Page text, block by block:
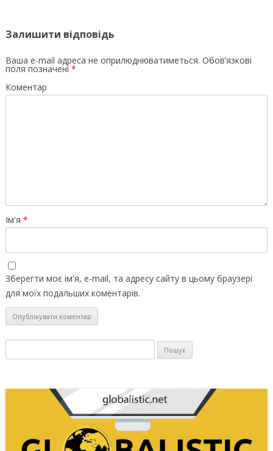
Залишити відповідь
Ваша e-mail адреса не оприлюднюватиметься. Обов’язкові
поля позначені *
Коментар
Ім'я *
Зберегти моє ім'я, e-mail, та адресу сайту в цьому браузері
для моїх подальших коментарів.